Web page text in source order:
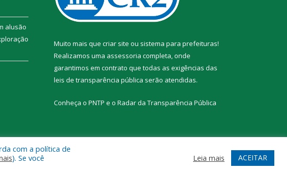
alusão
Muito mais que criar site ou sistema para prefeituras!
Realizamos uma assessoria completa, onde
garantimos em contrato que todas as exigências das
leis de transparência pública serão atendidas.
Conheça o PNTP e o Radar da Transparência Pública
Mapa do Site Acessar Webmail
com a política de
). Se você
Leia mais ACEITAR